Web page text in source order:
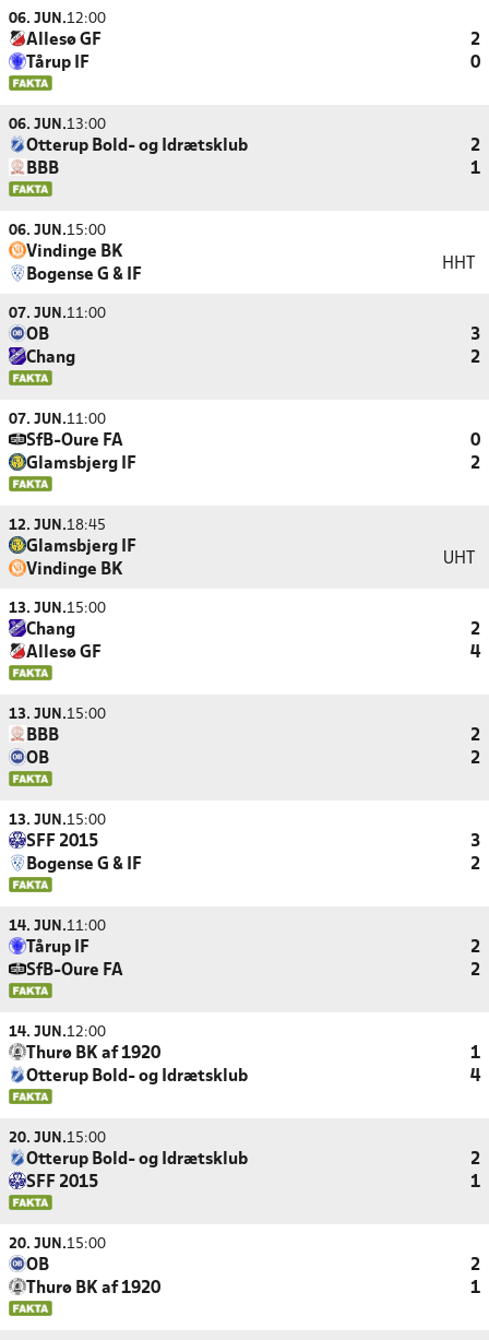
06. JUN.12:00
Allesø GF
2
Tårup IF
0
06. JUN.13:00
Otterup Bold- og Idrætsklub
2
BBB
1
06. JUN.15:00
Vindinge BK
Bogense G & IF
HHT
07. JUN.11:00
OB
3
Chang
2
07. JUN.11:00
SfB-Oure FA
0
Glamsbjerg IF
2
12. JUN.18:45
Glamsbjerg IF
Vindinge BK
UHT
13. JUN.15:00
Chang
2
Allesø GF
4
13. JUN.15:00
BBB
2
OB
2
13. JUN.15:00
SFF 2015
3
Bogense G & IF
2
14. JUN.11:00
Tårup IF
2
SfB-Oure FA
2
14. JUN.12:00
Thurø BK af 1920
1
Otterup Bold- og Idrætsklub
4
20. JUN.15:00
Otterup Bold- og Idrætsklub
2
SFF 2015
1
20. JUN.15:00
OB
2
Thurø BK af 1920
1